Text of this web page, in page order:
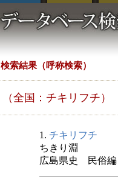
検索結果（呼称検索）
（全国：チキリフチ）
1. チキリフチ
ちきり淵
広島県史 民俗編